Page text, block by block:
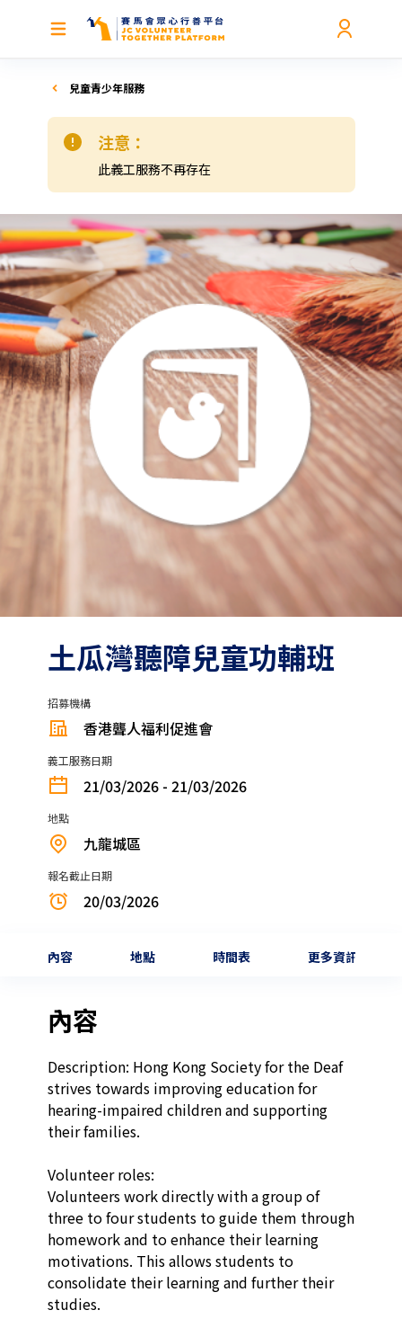
兒童青少年服務
注意：
此義工服務不再存在
土瓜灣聽障兒童功輔班
招募機構
香港聾人福利促進會
義工服務日期
21/03/2026 - 21/03/2026
地點
九龍城區
報名截止日期
20/03/2026
內容 地點 時間表 更多資訊
內容
Description: Hong Kong Society for the Deaf
strives towards improving education for
hearing-impaired children and supporting
their families.
Volunteer roles:
Volunteers work directly with a group of
three to four students to guide them through
homework and to enhance their learning
motivations. This allows students to
consolidate their learning and further their
studies.